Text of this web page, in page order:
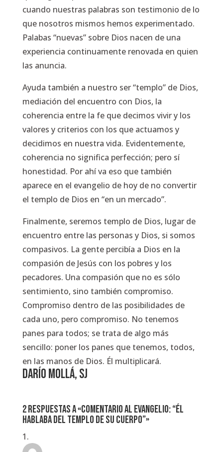
cuando nuestras palabras son testimonio de lo
que nosotros mismos hemos experimentado.
Palabas “nuevas” sobre Dios nacen de una
experiencia continuamente renovada en quien
las anuncia.
Ayuda también a nuestro ser “templo” de Dios,
mediación del encuentro con Dios, la
coherencia entre la fe que decimos vivir y los
valores y criterios con los que actuamos y
decidimos en nuestra vida. Evidentemente,
coherencia no significa perfección; pero sí
honestidad. Por ahí va eso que también
aparece en el evangelio de hoy de no convertir
el templo de Dios en “en un mercado”.
Finalmente, seremos templo de Dios, lugar de
encuentro entre las personas y Dios, si somos
compasivos. La gente percibía a Dios en la
compasión de Jesús con los pobres y los
pecadores. Una compasión que no es sólo
sentimiento, sino también compromiso.
Compromiso dentro de las posibilidades de
cada uno, pero compromiso. No tenemos
panes para todos; se trata de algo más
sencillo: poner los panes que tenemos, todos,
en las manos de Dios. Él multiplicará.
DARÍO MOLLÁ, SJ
2 respuestas a «Comentario al Evangelio: “ÉL
HABLABA DEL TEMPLO DE SU CUERPO”»